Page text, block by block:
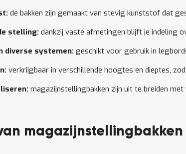
de bakken zijn gemaakt van stevig kunststof dat
stelling: dankzij vaste afmetingen blijft je indeling
diverse systemen:geschikt voor gebruik in
verkrijgbaar in verschillende hoogtes en dieptes,
magazijnstellingbakken zijn uit te breiden
magazijnstellingbakken